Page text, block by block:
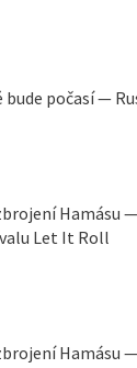
počasí —
Hamásu
Let It Roll
Hamásu